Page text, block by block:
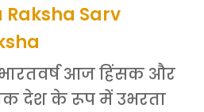
भारतवर्ष आज हिंसक और
देश के रूप में उभरता